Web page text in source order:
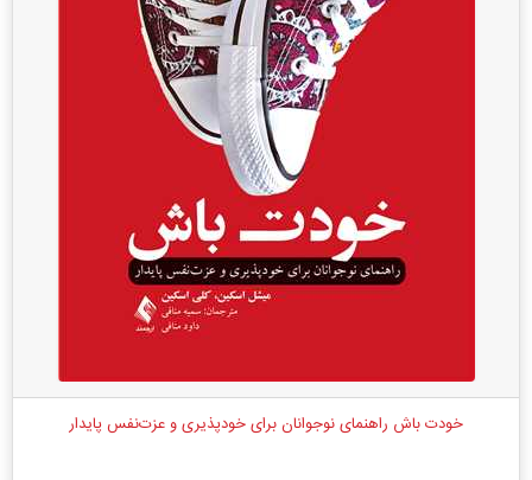
خودت باش راهنمای نوجوانان برای خودپذیری و ‏عزت‌نفس پایدار